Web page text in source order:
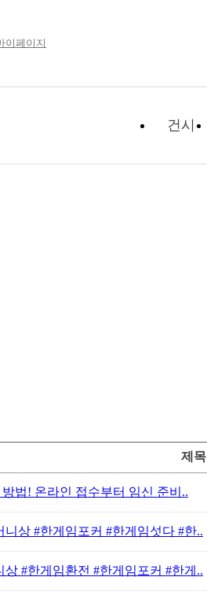
이페이지
건시
제목
법! 온라인 접수부터 임신 준비..
상 #한게임포커 #한게임섯다 #한..
#한게임환전 #한게임포커 #한게..